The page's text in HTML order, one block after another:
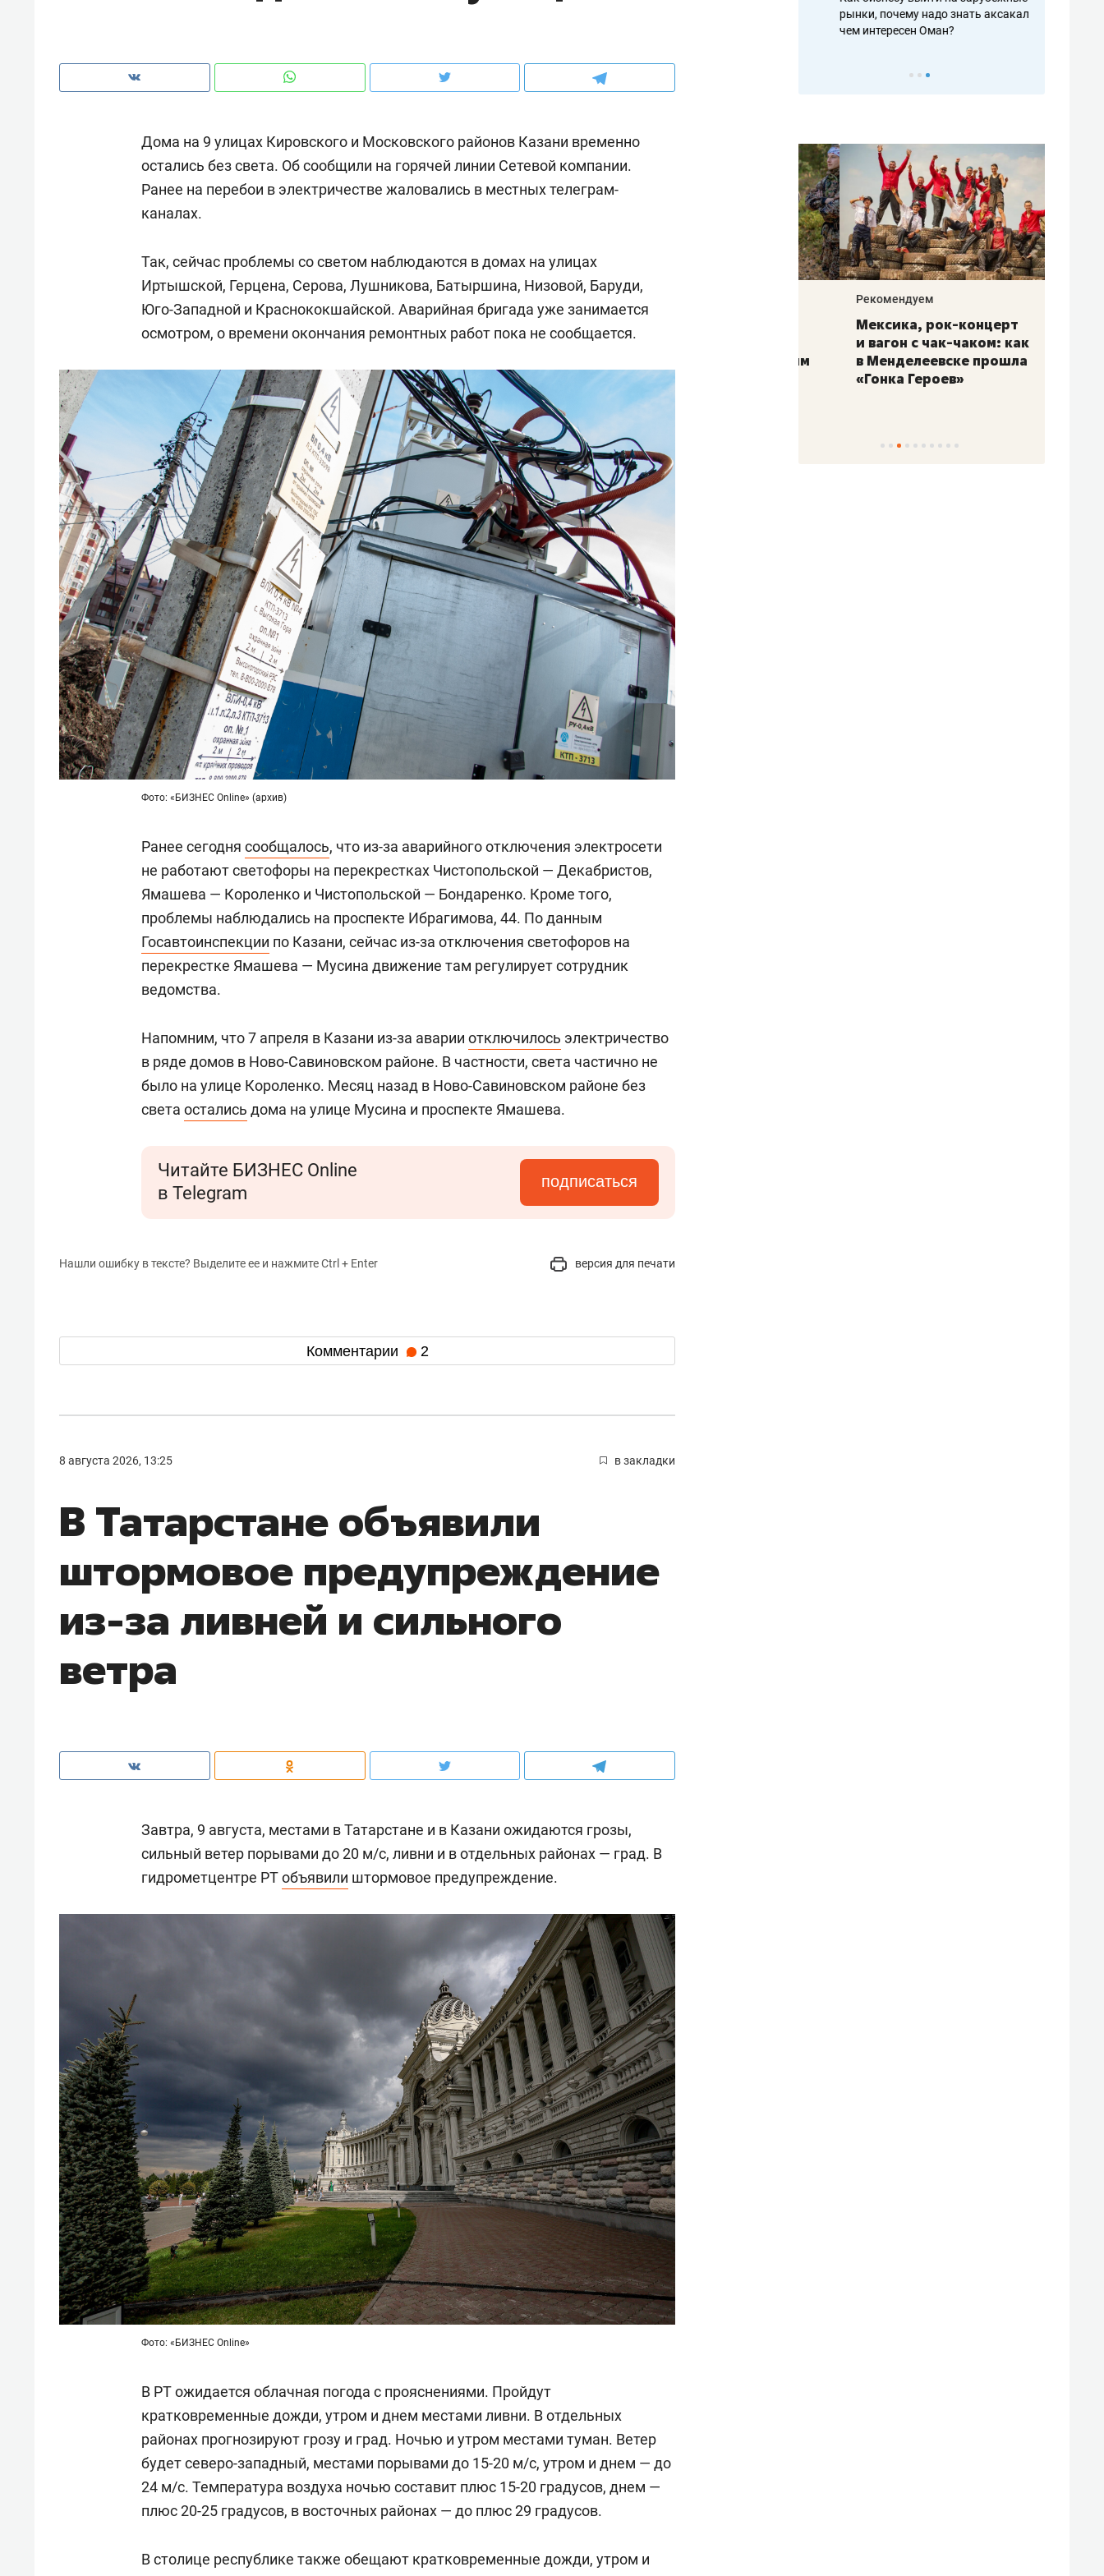
Дома на 9 улицах Кировского и Московского районов Казани временно
остались без света. Об сообщили на горячей линии Сетевой компании.
Ранее на перебои в электричестве жаловались в местных телеграм-
каналах.
Так, сейчас проблемы со светом наблюдаются в домах на улицах
Иртышской, Герцена, Серова, Лушникова, Батыршина, Низовой, Баруди,
Юго-Западной и Краснококшайской. Аварийная бригада уже занимается
осмотром, о времени окончания ремонтных работ пока не сообщается.
Фото: «БИЗНЕС Online» (архив)
Ранее сегодня сообщалось, что из-за аварийного отключения электросети
не работают светофоры на перекрестках Чистопольской — Декабристов,
Ямашева — Короленко и Чистопольской — Бондаренко. Кроме того,
проблемы наблюдались на проспекте Ибрагимова, 44. По данным
Госавтоинспекции по Казани, сейчас из-за отключения светофоров на
перекрестке Ямашева — Мусина движение там регулирует сотрудник
ведомства.
Напомним, что 7 апреля в Казани из-за аварии отключилось электричество
в ряде домов в Ново-Савиновском районе. В частности, света частично не
было на улице Короленко. Месяц назад в Ново-Савиновском районе без
света остались дома на улице Мусина и проспекте Ямашева.
Читайте БИЗНЕС Online
в Telegram
подписаться
Нашли ошибку в тексте? Выделите ее и нажмите Ctrl + Enter версия для печати
Комментарии 2
8 августа 2026, 13:25 в закладки
В Татарстане объявили
штормовое предупреждение
из-за ливней и сильного
ветра
Завтра, 9 августа, местами в Татарстане и в Казани ожидаются грозы,
сильный ветер порывами до 20 м/c, ливни и в отдельных районах — град. В
гидрометцентре РТобъявили штормовое предупреждение.
Фото: «БИЗНЕС Online»
В РТ ожидается облачная погода с прояснениями. Пройдут
кратковременные дожди, утром и днем местами ливни. В отдельных
районах прогнозируют грозу и град. Ночью и утром местами туман. Ветер
будет северо-западный, местами порывами до 15-20 м/c, утром и днем — до
24 м/с. Температура воздуха ночью составит плюс 15-20 градусов, днем —
плюс 20-25 градусов, в восточных районах — до плюс 29 градусов.
В столице республике также обещают кратковременные дожди, утром и
рынки, почему надо знать аксакалов и
чем интересен Оман?
создают оазис жилого
150 камер до квартиры и Face
ID вместо ключа: какой будет
Опыт выживания в дикой
природе, работа
состоянием как основа
антихрупких команд
Рекомендуем
Мексика, рок-концерт
и вагон с чак-чаком: как
в Менделеевске прошла
«Гонка Героев»